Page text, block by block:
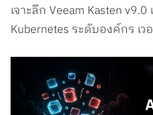
เจาะลึก Veeam Kasten
Kubernetes ระดับองค์กร เ